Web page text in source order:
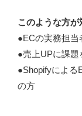
このような方が
●ECの実務担当
●売上UPに課
●Shopifyによる
の方